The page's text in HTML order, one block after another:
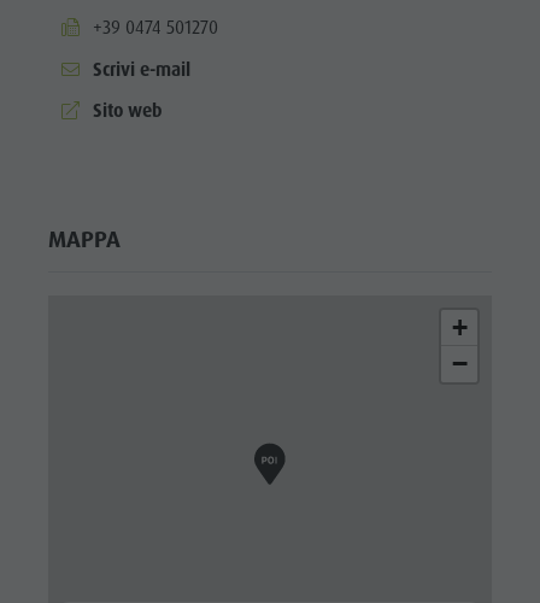
aria.fax:
+39 0474 501270
Scrivi e-mail
aria.website:
Sito web
MAPPA
+
−